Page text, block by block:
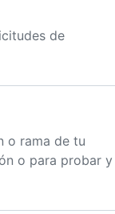
de
o rama de tu
o para probar y